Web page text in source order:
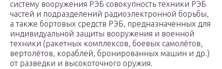
систему вооружения РЭБ совокупность техники РЭБ
частей и подразделений радиоэлектронной борьбы,
а также бортовых средств РЭБ, предназначенных для
индивидуальной защиты вооружения и военной
техники (ракетных комплексов, боевых самолётов,
вертолётов, кораблей, бронированных машин и др.)
от разведки и высокоточного оружия.